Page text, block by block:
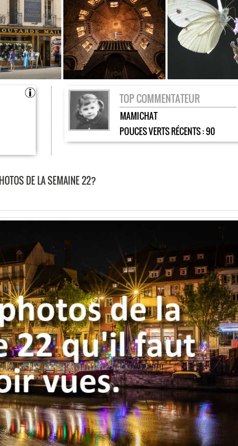
TOP COMMENTATEUR
MAMICHAT
POUCES VERTS RÉCENTS :90
DE LA SEMAINE 22?